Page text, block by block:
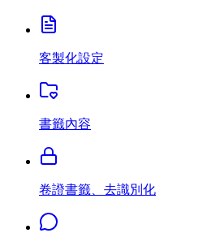
客製化設定
書籤內容
卷證書籤、去識別化